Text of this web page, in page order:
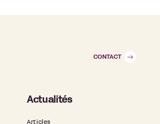
CONTACT
Actualités
Articles